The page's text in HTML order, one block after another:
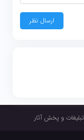
تبلیغات و پخش آثار